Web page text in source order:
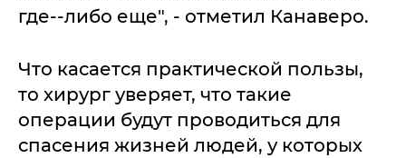
где--либо еще", - отметил Канаверо.
Что касается практической пользы,
то хирург уверяет, что такие
операции будут проводиться для
спасения жизней людей, у которых